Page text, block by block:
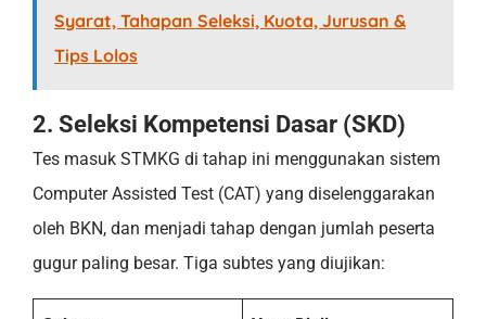
Syarat, Tahapan Seleksi, Kuota, Jurusan &
Tips Lolos
2. Seleksi Kompetensi Dasar (SKD)
Tes masuk STMKG di tahap ini menggunakan sistem
Computer Assisted Test (CAT) yang diselenggarakan
oleh BKN, dan menjadi tahap dengan jumlah peserta
gugur paling besar. Tiga subtes yang diujikan: